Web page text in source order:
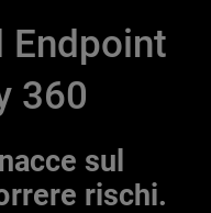
Endpoint
360
sul
rischi.